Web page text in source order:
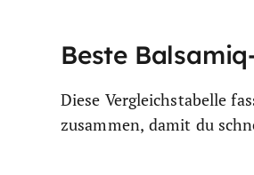
Beste
Diese Vergleichstabelle
zusammen, damit du